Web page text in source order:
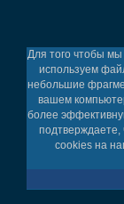
Для того чтобы мы
используем
небольшие
вашем
более
cookies на